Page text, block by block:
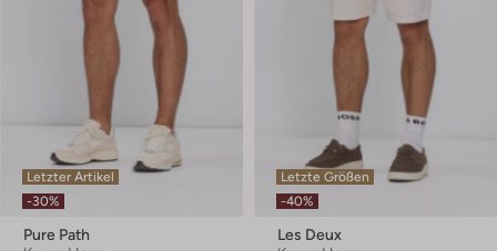
Letzter Artikel
-30%
Pure Path
Letzte Größen
-40%
Les Deux